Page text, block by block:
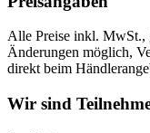
Alle Preise inkl. MwSt.,
Änderungen möglich,
direkt beim
Wir sind